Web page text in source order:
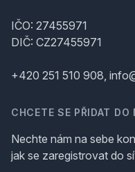
IČO: 27455971
DIČ: CZ27455971
+420 251 510 908,
CHCETE SE PŘIDAT DO
Nechte nám na sebe
jak se zaregistrovat do